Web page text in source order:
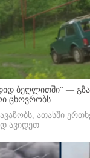
ბეღლითში“ —
ცხოვრობს
ათასში
ავიდეთ